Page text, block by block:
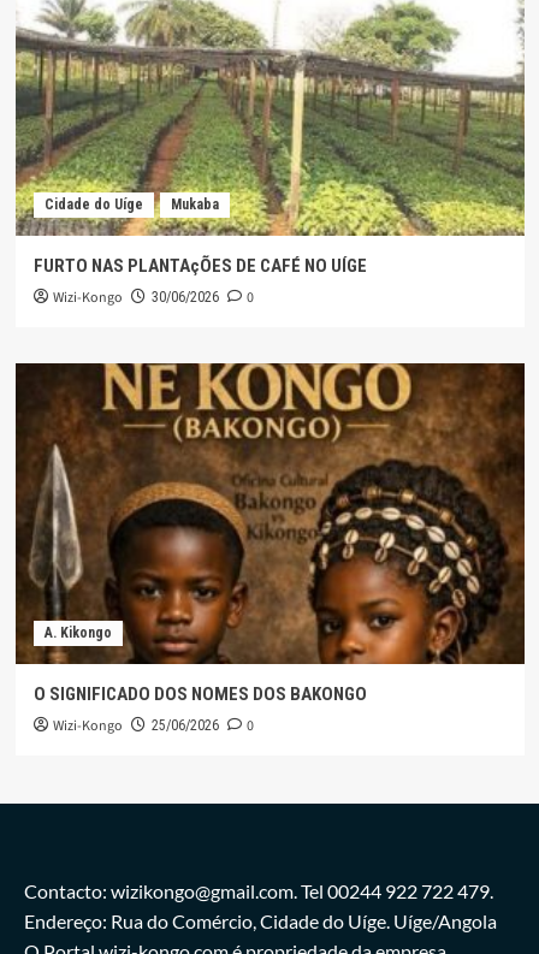
Cidade do Uíge Mukaba
FURTO NAS PLANTAçÕES DE CAFÉ NO UÍGE
Wizi-Kongo 30/06/2026 0
A. Kikongo
O SIGNIFICADO DOS NOMES DOS BAKONGO
Wizi-Kongo 25/06/2026 0
Contacto: wizikongo@gmail.com. Tel 00244 922 722 479.
Endereço: Rua do Comércio, Cidade do Uíge. Uíge/Angola